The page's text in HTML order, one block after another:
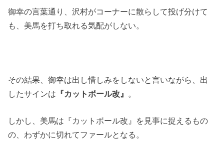
御幸の言葉通り、沢村がコーナーに散らして投げ分けて
も、美馬を打ち取れる気配がしない。
その結果、御幸は出し惜しみをしないと言いながら、出
したサインは 『カットボール改』 。
しかし、美馬は『カットボール改』を見事に捉えるもの
の、わずかに切れてファールとなる。